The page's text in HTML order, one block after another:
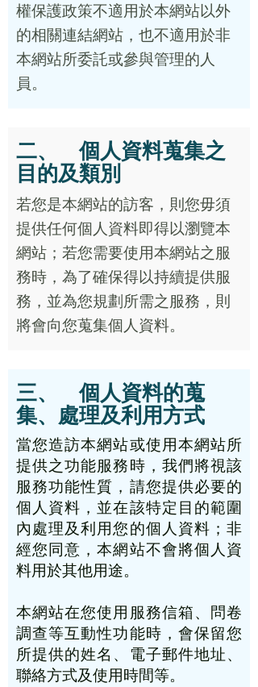
權保護政策不適用於本網站以外
的相關連結網站，也不適用於非
本網站所委託或參與管理的人
員。
二、 個人資料蒐集之
目的及類別
若您是本網站的訪客，則您毋須
提供任何個人資料即得以瀏覽本
網站；若您需要使用本網站之服
務時，為了確保得以持續提供服
務，並為您規劃所需之服務，則
將會向您蒐集個人資料。
​三、 個人資料的蒐
集、處理及利用方式
當您造訪本網站或使用本網站所
提供之功能服務時，我們將視該
服務功能性質，請您提供必要的
個人資料，並在該特定目的範圍
內處理及利用您的個人資料；非
經您同意，本網站不會將個人資
料用於其他用途。
本網站在您使用服務信箱、問卷
調查等互動性功能時，會保留您
所提供的姓名、電子郵件地址、
聯絡方式及使用時間等。